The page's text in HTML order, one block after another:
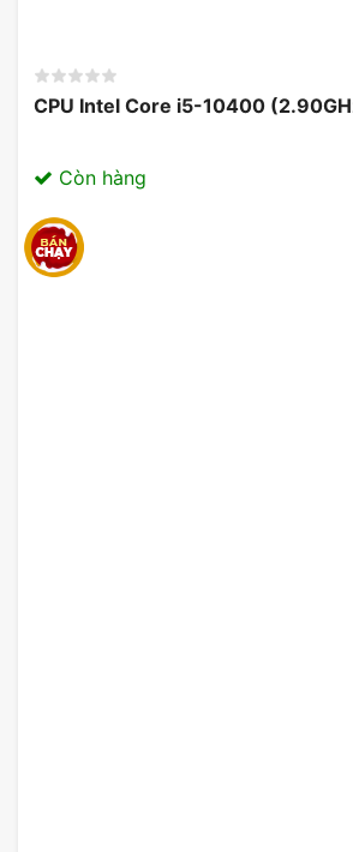
CPU Intel Core i5-10400
Còn hàng